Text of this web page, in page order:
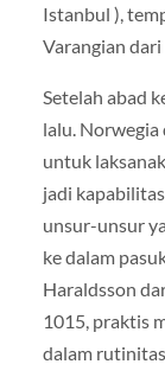
Istanbul ),
Varangian
Setelah abad
lalu.
untuk
jadi
unsur-unsur
ke dalam
Haraldsson
1015, praktis
dalam